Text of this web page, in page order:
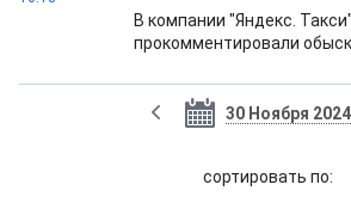
В компании "Яндекс. Такси"
прокомментировали
30 Ноября 2024
cортировать по: